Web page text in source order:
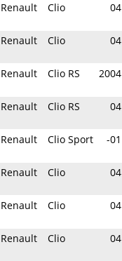
Renault Clio 04
Renault Clio 04
Renault Clio RS 2004
Renault Clio RS 04
Renault Clio Sport -01
Renault Clio 04
Renault Clio 04
Renault Clio 04